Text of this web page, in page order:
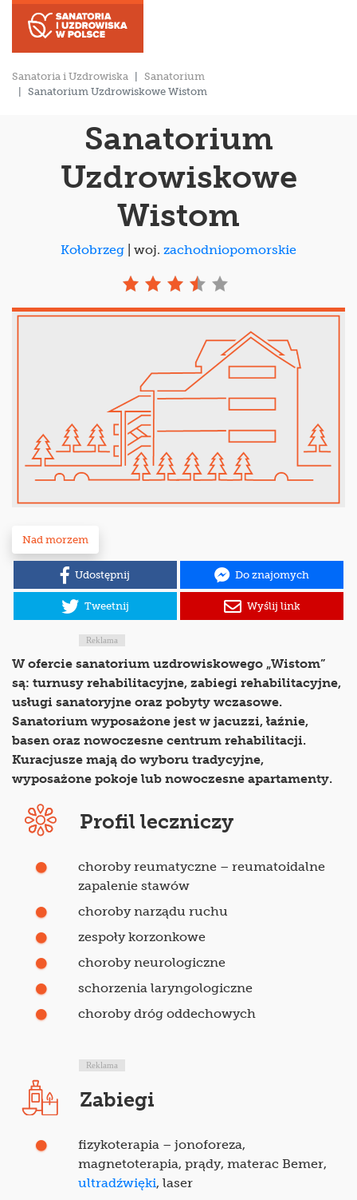
Sanatoria i Uzdrowiska
Sanatorium
Sanatorium Uzdrowiskowe Wistom
Sanatorium
Uzdrowiskowe
Wistom
Kołobrzeg | woj. zachodniopomorskie
Nad morzem
Udostępnij Do znajomych
Tweetnij Wyślij link
Reklama
W ofercie sanatorium uzdrowiskowego „Wistom”
są: turnusy rehabilitacyjne, zabiegi rehabilitacyjne,
usługi sanatoryjne oraz pobyty wczasowe.
Sanatorium wyposażone jest w jacuzzi, łaźnie,
basen oraz nowoczesne centrum rehabilitacji.
Kuracjusze mają do wyboru tradycyjne,
wyposażone pokoje lub nowoczesne apartamenty.
Profil leczniczy
choroby reumatyczne – reumatoidalne
zapalenie stawów
choroby narządu ruchu
zespoły korzonkowe
choroby neurologiczne
schorzenia laryngologiczne
choroby dróg oddechowych
Reklama
Zabiegi
fizykoterapia – jonoforeza,
magnetoterapia, prądy, materac Bemer,
ultradźwięki, laser